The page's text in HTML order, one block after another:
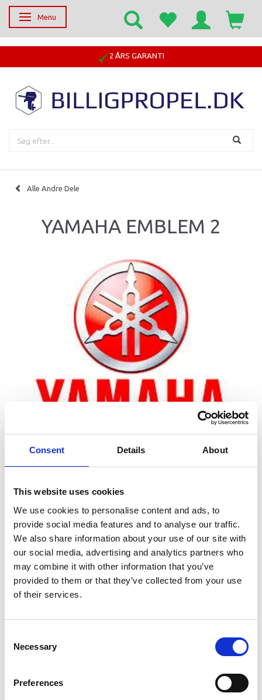
Consent Details About
This website uses cookies
We use cookies to personalise content and ads, to
provide social media features and to analyse our traffic.
We also share information about your use of our site with
our social media, advertising and analytics partners who
may combine it with other information that you’ve
provided to them or that they’ve collected from your use
of their services.
Selection
Necessary
Preferences
Skifte navigation
Menu
2 ÅRS GARANTI
Alle Andre Dele
YAMAHA EMBLEM 2
Leveringstid er 5-6 dag(e)
Model/varenr.: 5D6F17821000
181,13 DKK
Læg i kurv
Vi oplever i øjeblikket store og hyppige prisændringer i markedet.
Derfor kan der i enkelte tilfælde være produkter, som ikke kan